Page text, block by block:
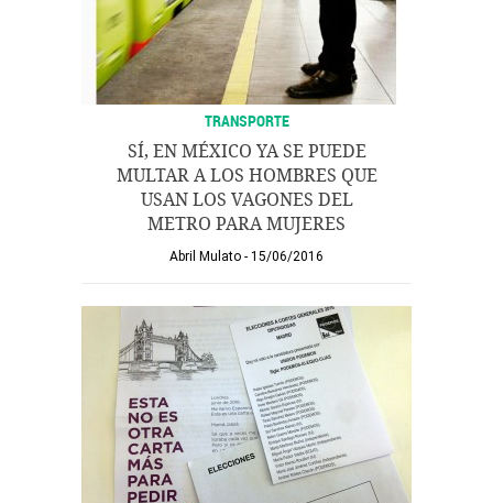
TRANSPORTE
SÍ, EN MÉXICO YA SE PUEDE
MULTAR A LOS HOMBRES QUE
USAN LOS VAGONES DEL
METRO PARA MUJERES
Abril Mulato 15/06/2016